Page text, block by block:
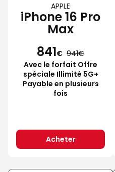
APPLE
iPhone 16 Pro
Max
841€ 941
Avec le forfait Offre
spéciale Illimité 5G+
Payable en plusieurs
fois
Acheter